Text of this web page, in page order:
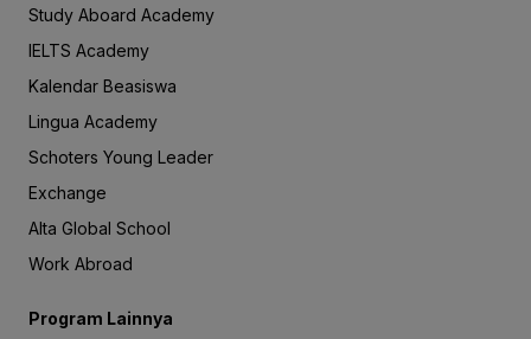
Study Aboard Academy
IELTS Academy
Kalendar Beasiswa
Lingua Academy
Schoters Young Leader
Exchange
Alta Global School
Work Abroad
Program Lainnya